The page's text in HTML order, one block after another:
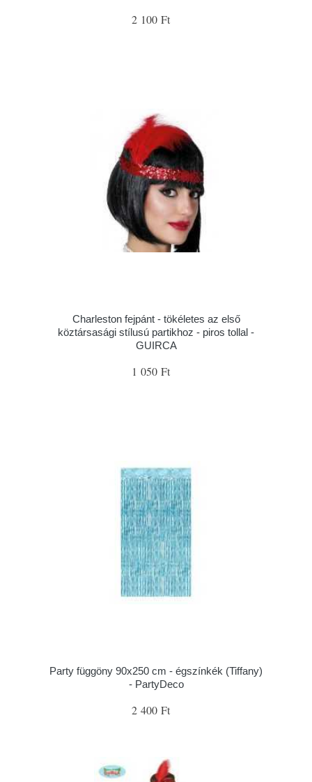
2 100 Ft
Charleston fejpánt - tökéletes az első
köztársasági stílusú partikhoz - piros tollal -
GUIRCA
1 050 Ft
Party függöny 90x250 cm - égszínkék (Tiffany)
- PartyDeco
2 400 Ft